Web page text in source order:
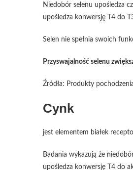
Niedobór selenu upośledza
upośledza konwersję T4 do
Selen nie spełnia swoich
Przyswajalność selenu
Źródła: Produkty
Cynk
jest elementem białek
Badania wykazują że
upośledza konwersję T4 do